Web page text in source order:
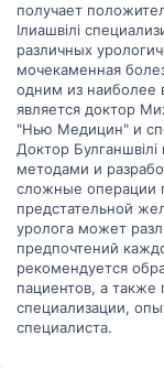
получает
Ілиашвілі
различных
мочекаменная
одним из наиболее
является доктор
"Нью Медицин" и
Доктор
методами и
сложные операции
предстательной
уролога может
предпочтений
рекомендуется
пациентов, а также
специализации,
специалиста.